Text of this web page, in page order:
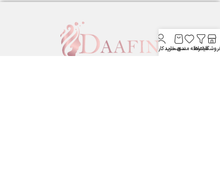
فیلترها
علاقه مندیسبد خرید
حساب کاربری من